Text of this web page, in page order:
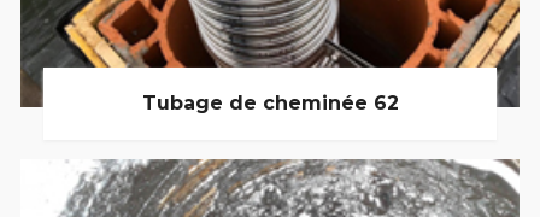
Tubage de cheminée 62